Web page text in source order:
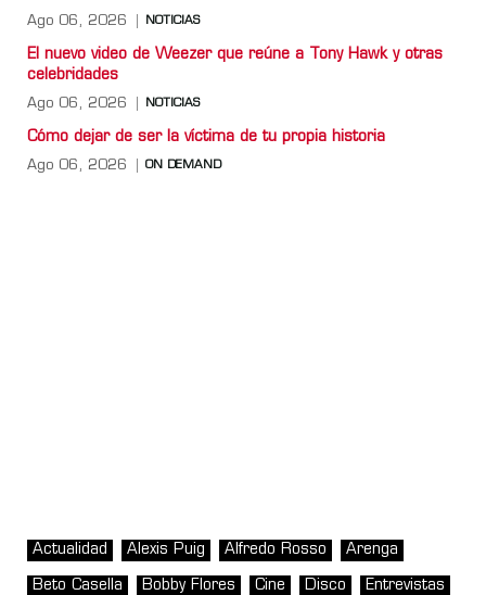
Ago 06, 2026 NOTICIAS
El nuevo video de Weezer que reúne a Tony Hawk y otras
celebridades
Ago 06, 2026 NOTICIAS
Cómo dejar de ser la víctima de tu propia historia
Ago 06, 2026 ON DEMAND
Actualidad Alexis Puig Alfredo Rosso Arenga
Beto Casella Bobby Flores Cine Disco Entrevistas